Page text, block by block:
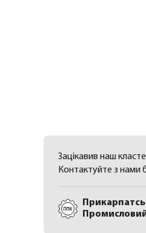
Зацікавив наш
Контактуйте з